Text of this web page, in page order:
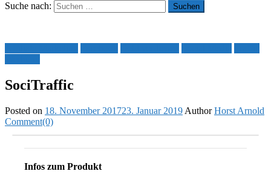
Suche nach:
SociTraffic
Posted on 18. November 201723. Januar 2019 Author Horst Arnold
Comment(0)
Infos zum Produkt